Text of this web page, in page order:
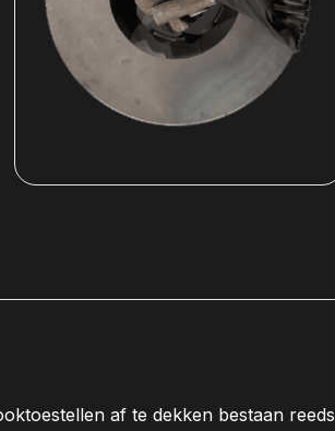
af te dekken bestaan reeds